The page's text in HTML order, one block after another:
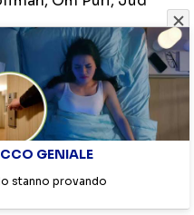
CURIOSITÀ
GENIALE
stanno provando